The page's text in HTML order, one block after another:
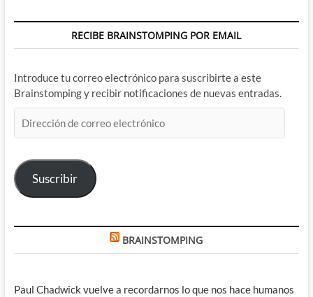
RECIBE BRAINSTOMPING POR EMAIL
Introduce tu correo electrónico para suscribirte a este
Brainstomping y recibir notificaciones de nuevas entradas.
de
electrónico
Suscribir
BRAINSTOMPING
Paul Chadwick vuelve a recordarnos lo que nos hace humanos